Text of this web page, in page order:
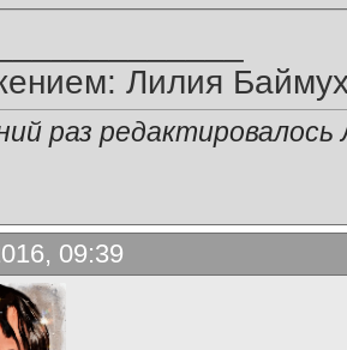
Лилия
раз
09:39